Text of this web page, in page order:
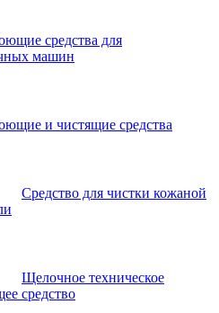
средства для
машин
и чистящие средства
Средство для чистки кожаной
Щелочное техническое
средство